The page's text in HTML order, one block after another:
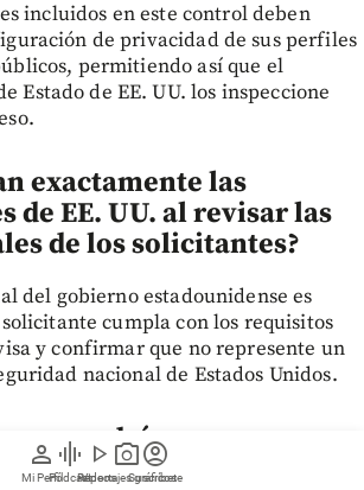
person
Mi Perfil
graphic_eq
Pódcast
play_arrow
Videos
photo_camera
Reportajes gráficos
account_circle
Suscríbete
incluidos en este control deben
de privacidad de sus perfiles
permitiendo así que el
Estado de EE. UU. los inspeccione
exactamente las
de EE. UU. al revisar las
de los solicitantes?
del gobierno estadounidense es
cumpla con los requisitos
y confirmar que no represente un
nacional de Estados Unidos.
podrá permanecer
extranjero en EE. UU.